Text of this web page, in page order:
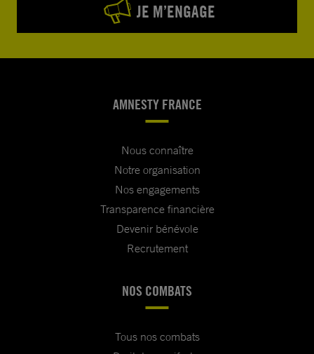
JE M’ENGAGE
AMNESTY FRANCE
Nous connaître
Notre organisation
Nos engagements
Transparence financière
Devenir bénévole
Recrutement
NOS COMBATS
Tous nos combats